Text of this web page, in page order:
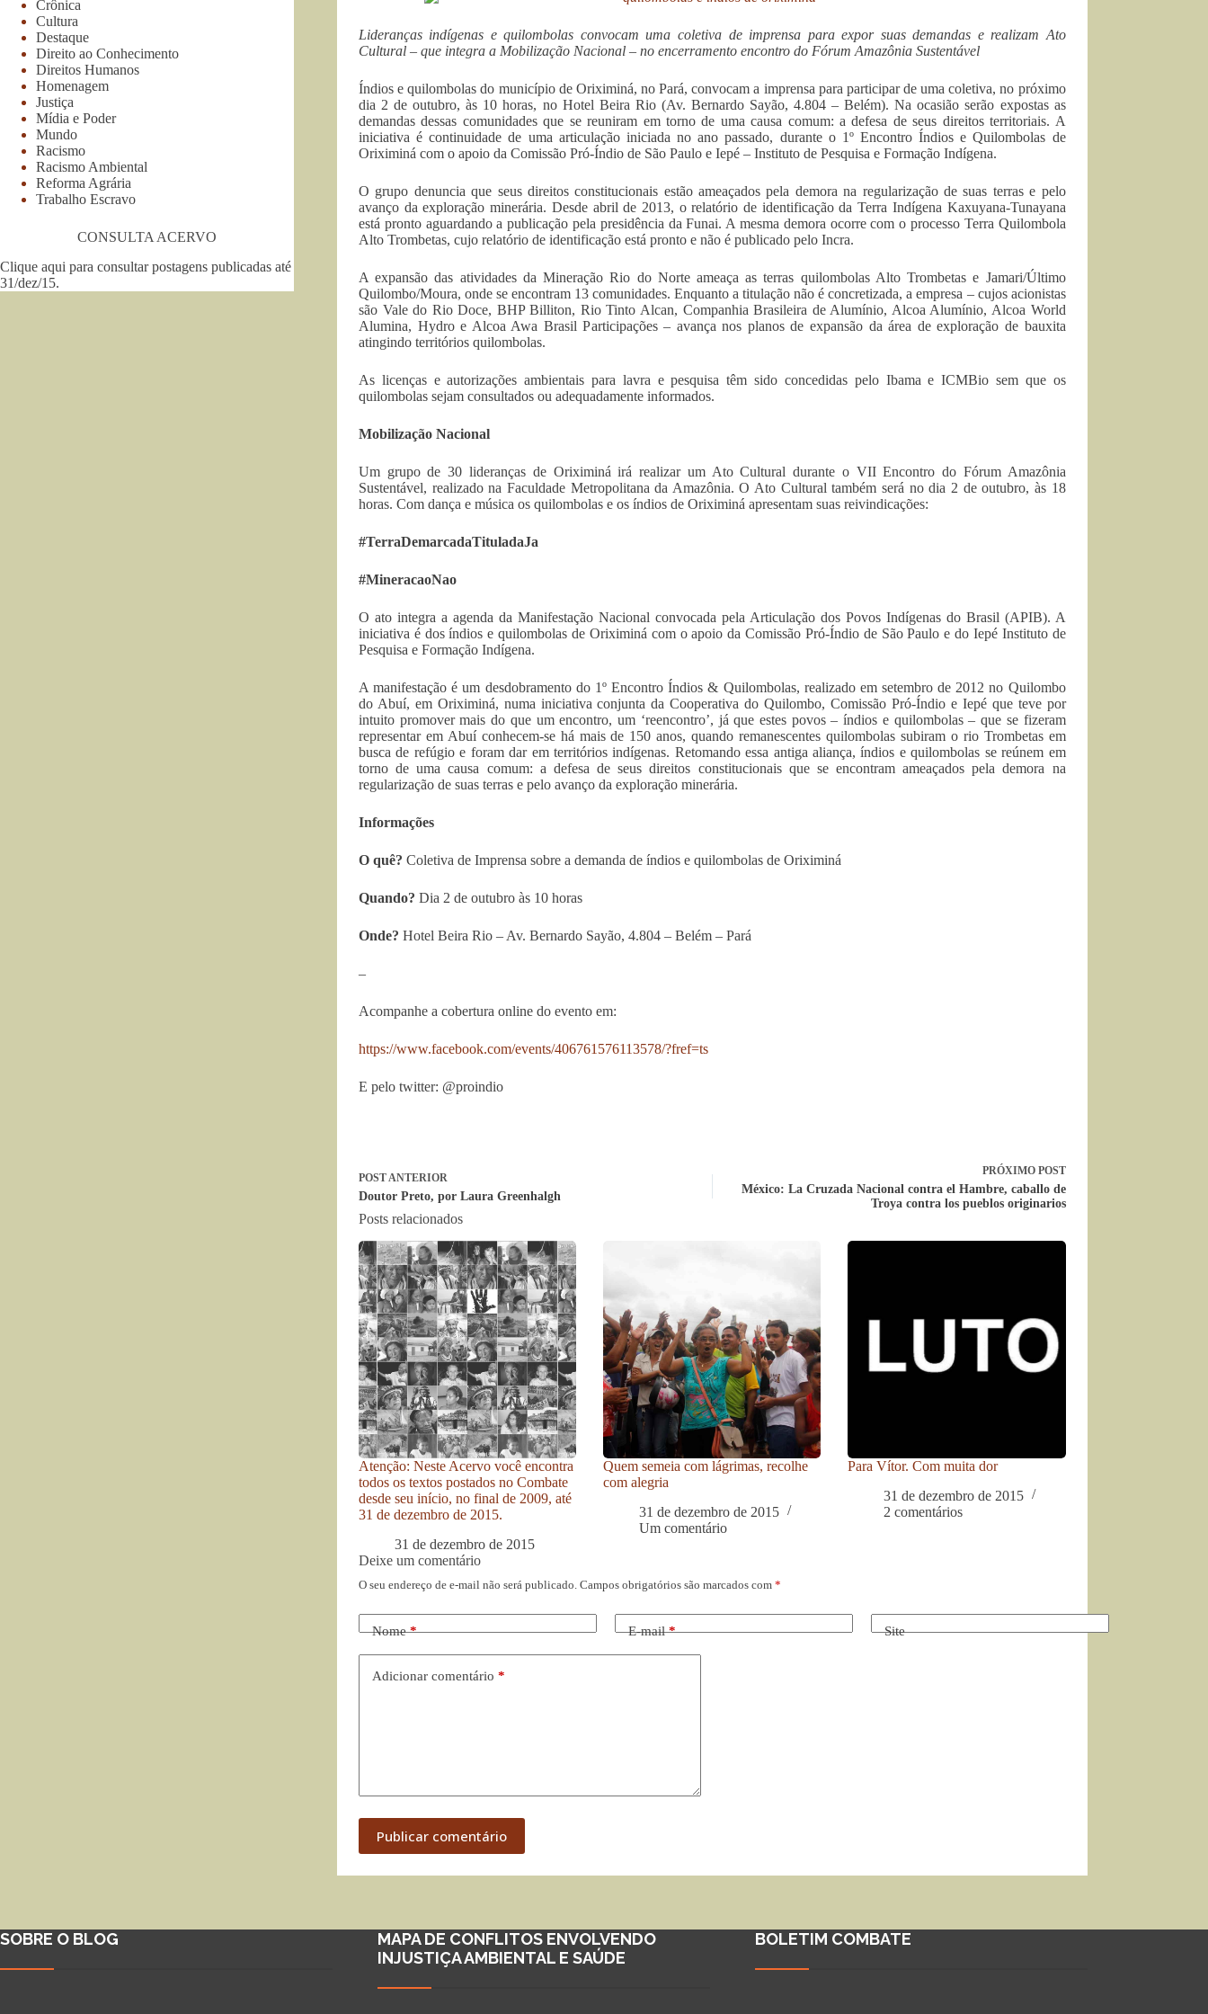
Lideranças indígenas e quilombolas convocam uma coletiva de imprensa para expor suas demandas e realizam Ato
Cultural – que integra a Mobilização Nacional – no encerramento encontro do Fórum Amazônia Sustentável
Índios e quilombolas do município de Oriximiná, no Pará, convocam a imprensa para participar de uma coletiva, no próximo
dia 2 de outubro, às 10 horas, no Hotel Beira Rio (Av. Bernardo Sayão, 4.804 – Belém). Na ocasião serão expostas as
demandas dessas comunidades que se reuniram em torno de uma causa comum: a defesa de seus direitos territoriais. A
iniciativa é continuidade de uma articulação iniciada no ano passado, durante o 1º Encontro Índios e Quilombolas de
Oriximiná com o apoio da Comissão Pró-Índio de São Paulo e Iepé – Instituto de Pesquisa e Formação Indígena.
O grupo denuncia que seus direitos constitucionais estão ameaçados pela demora na regularização de suas terras e pelo
avanço da exploração minerária. Desde abril de 2013, o relatório de identificação da Terra Indígena Kaxuyana-Tunayana
está pronto aguardando a publicação pela presidência da Funai. A mesma demora ocorre com o processo Terra Quilombola
Alto Trombetas, cujo relatório de identificação está pronto e não é publicado pelo Incra.
A expansão das atividades da Mineração Rio do Norte ameaça as terras quilombolas Alto Trombetas e Jamari/Último
Quilombo/Moura, onde se encontram 13 comunidades. Enquanto a titulação não é concretizada, a empresa – cujos acionistas
são Vale do Rio Doce, BHP Billiton, Rio Tinto Alcan, Companhia Brasileira de Alumínio, Alcoa Alumínio, Alcoa World
Alumina, Hydro e Alcoa Awa Brasil Participações – avança nos planos de expansão da área de exploração de bauxita
atingindo territórios quilombolas.
As licenças e autorizações ambientais para lavra e pesquisa têm sido concedidas pelo Ibama e ICMBio sem que os
quilombolas sejam consultados ou adequadamente informados.
Mobilização Nacional
Um grupo de 30 lideranças de Oriximiná irá realizar um Ato Cultural durante o VII Encontro do Fórum Amazônia
Sustentável, realizado na Faculdade Metropolitana da Amazônia. O Ato Cultural também será no dia 2 de outubro, às 18
horas. Com dança e música os quilombolas e os índios de Oriximiná apresentam suas reivindicações:
#TerraDemarcadaTituladaJa
#MineracaoNao
O ato integra a agenda da Manifestação Nacional convocada pela Articulação dos Povos Indígenas do Brasil (APIB). A
iniciativa é dos índios e quilombolas de Oriximiná com o apoio da Comissão Pró-Índio de São Paulo e do Iepé Instituto de
Pesquisa e Formação Indígena.
A manifestação é um desdobramento do 1º Encontro Índios & Quilombolas, realizado em setembro de 2012 no Quilombo
do Abuí, em Oriximiná, numa iniciativa conjunta da Cooperativa do Quilombo, Comissão Pró-Índio e Iepé que teve por
intuito promover mais do que um encontro, um ‘reencontro’, já que estes povos – índios e quilombolas – que se fizeram
representar em Abuí conhecem-se há mais de 150 anos, quando remanescentes quilombolas subiram o rio Trombetas em
busca de refúgio e foram dar em territórios indígenas. Retomando essa antiga aliança, índios e quilombolas se reúnem em
torno de uma causa comum: a defesa de seus direitos constitucionais que se encontram ameaçados pela demora na
regularização de suas terras e pelo avanço da exploração minerária.
Informações
O quê? Coletiva de Imprensa sobre a demanda de índios e quilombolas de Oriximiná
Quando? Dia 2 de outubro às 10 horas
Onde? Hotel Beira Rio – Av. Bernardo Sayão, 4.804 – Belém – Pará
–
Acompanhe a cobertura online do evento em:
https://www.facebook.com/events/406761576113578/?fref=ts
E pelo twitter: @proindio
POSTANTERIOR
Doutor Preto, por Laura Greenhalgh
PRÓXIMO POST
México: La Cruzada Nacional contra el Hambre, caballo de
Troya contra los pueblos originarios
Posts relacionados
Atenção: Neste Acervo você encontra
todos os textos postados no Combate
desde seu início, no final de 2009, até
31 de dezembro de 2015.
31 de dezembro de 2015
Quem semeia com lágrimas, recolhe
com alegria
31 de dezembro de 2015
Um comentário
Para Vítor. Com muita dor
31 de dezembro de 2015
2 comentários
Deixe um comentário
O seu endereço de e-mail não será publicado. Campos obrigatórios são marcados com *
Nome* E-mail* Site
Adicionar comentário *
Publicar comentário
Crônica
Cultura
Destaque
Direito ao Conhecimento
Direitos Humanos
Homenagem
Justiça
Mídia e Poder
Mundo
Racismo
Racismo Ambiental
Reforma Agrária
Trabalho Escravo
CONSULTA ACERVO
Clique aqui para consultar postagens publicadas até
31/dez/15.
SOBRE O BLOG
MAPA DE CONFLITOS ENVOLVENDO
INJUSTIÇA AMBIENTAL E SAÚDE
BOLETIM COMBATE